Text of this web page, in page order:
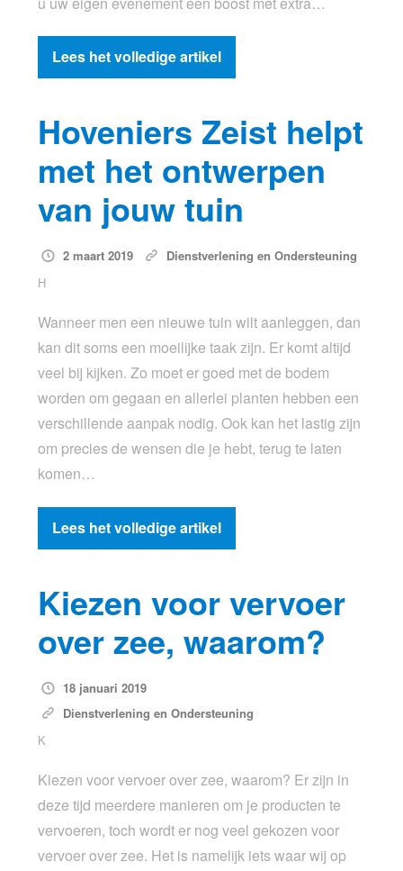
Lees het volledige artikel
Hoveniers Zeist helpt
met het ontwerpen
van jouw tuin
2 maart 2019
Dienstverlening en Ondersteuning
H
Wanneer men een nieuwe tuin wilt aanleggen, dan
kan dit soms een moeilijke taak zijn. Er komt altijd
veel bij kijken. Zo moet er goed met de bodem
worden om gegaan en allerlei planten hebben een
verschillende aanpak nodig. Ook kan het lastig zijn
om precies de wensen die je hebt, terug te laten
komen…
Lees het volledige artikel
Kiezen voor vervoer
over zee, waarom?
18 januari 2019
Dienstverlening en Ondersteuning
K
Kiezen voor vervoer over zee, waarom? Er zijn in
deze tijd meerdere manieren om je producten te
vervoeren, toch wordt er nog veel gekozen voor
vervoer over zee. Het is namelijk iets waar wij op